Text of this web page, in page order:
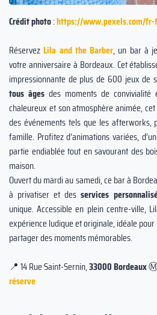
Crédit photo:https://www.pexels.com/
RéservezLila and the Barber, un bar à
votre anniversaire à Bordeaux. Cet
impressionnante de plus de 600 jeux de
tous âges des moments de
chaleureux et son atmosphère animée,
des événements tels que les afterworks,
famille. Profitez d’animations variées,
partie endiablée tout en savourant des
maison.
Ouvert du mardi au samedi, ce bar à
à privatiser et des services
unique. Accessible en plein centre-ville,
expérience ludique et originale, idéale
partager des moments mémorables.
📍 14 Rue Saint-Sernin,33000 BordeauxⓂ️
réserve